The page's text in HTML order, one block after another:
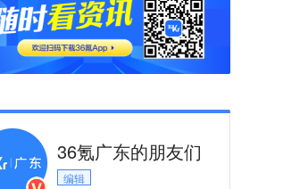
36氪广东的朋友们
编辑